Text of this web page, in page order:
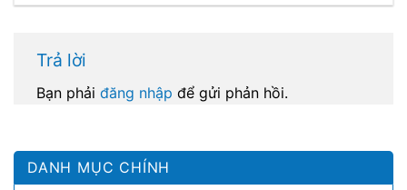
Trả lời
Bạn phải đăng nhập để gửi phản hồi.
DANH MỤC CHÍNH